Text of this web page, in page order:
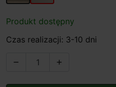
Produkt dostępny
Czas realizacji: 3-10 dni
 